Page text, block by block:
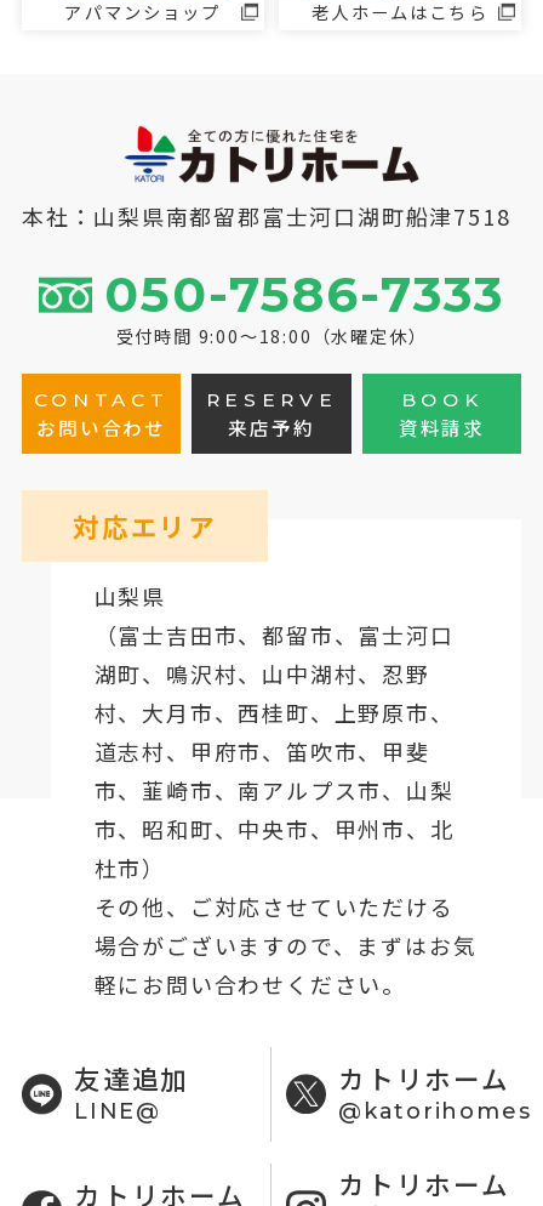
アパマンショップ 老人ホームはこちら
本社：山梨県南都留郡富士河口湖町船津7518
050-7586-7333
受付時間 9:00～18:00（水曜定休）
CONTACT
お問い合わせ
RESERVE
来店予約
BOOK
資料請求
対応エリア
山梨県
（富士吉田市、都留市、 富士河口
湖町、鳴沢村、山中湖村、忍野
村、 大月市、西桂町、上野原市、
道志村、 甲府市、笛吹市、甲斐
市、韮崎市、南アルプス市、山梨
市、昭和町、中央市、甲州市、北
杜市）
その他、ご対応させていただける
場合がございますので、まずはお気
軽にお問い合わせください。
友達追加
LINE@
カトリホーム
@katorihomes
カトリホーム カトリホーム